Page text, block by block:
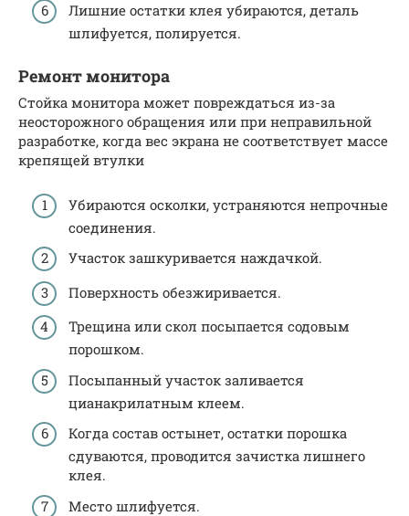
Лишние остатки клея убираются, деталь
шлифуется, полируется.
Ремонт монитора
Стойка монитора может повреждаться из-за
неосторожного обращения или при неправильной
разработке, когда вес экрана не соответствует массе
крепящей втулки
Убираются осколки, устраняются непрочные
соединения.
Участок зашкуривается наждачкой.
Поверхность обезжиривается.
Трещина или скол посыпается содовым
порошком.
Посыпанный участок заливается
цианакрилатным клеем.
Когда состав остынет, остатки порошка
сдуваются, проводится зачистка лишнего
клея.
Место шлифуется.